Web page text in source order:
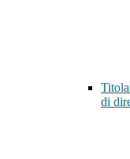
di